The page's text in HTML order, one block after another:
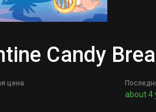
Candy
цена
about 4